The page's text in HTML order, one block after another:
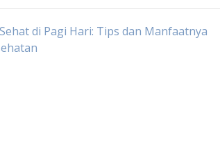
di Pagi Hari: Tips dan Manfaatnya